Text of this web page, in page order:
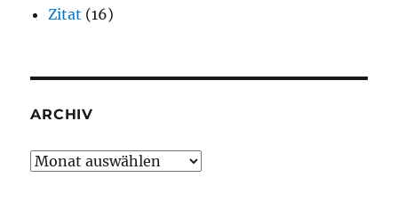
Zitat (16)
ARCHIV
Archiv